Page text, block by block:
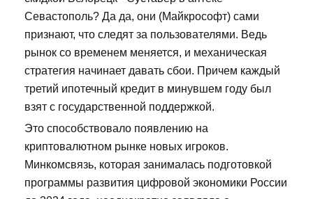
Севастополь? Да да, они (Майкрософт) сами
признают, что следят за пользователями. Ведь
рынок со временем меняется, и механическая
стратегия начинает давать сбои. Причем каждый
третий ипотечный кредит в минувшем году был
взят с государственной поддержкой.
Это способствовало появлению на
криптовалютном рынке новых игроков.
Минкомсвязь, которая занималась подготовкой
программы развития цифровой экономики России